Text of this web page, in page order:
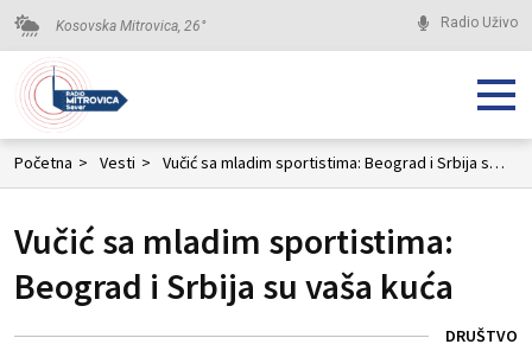
Kosovska Mitrovica, 26° Radio Uživo
Početna > Vesti > Vučić sa mladim sportistima: Beograd i Srbija su vaša kuća
Vučić sa mladim sportistima:
Beograd i Srbija su vaša kuća
DRUŠTVO